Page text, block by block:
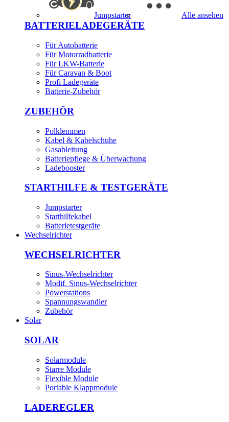
Jumpstarter Alle ansehen
BATTERIELADEGERÄTE
Für Autobatterie
Für Motorradbatterie
Für LKW-Batterie
Für Caravan & Boot
Profi Ladegeräte
Batterie-Zubehör
ZUBEHÖR
Polklemmen
Kabel & Kabelschuhe
Gasableitung
Batteriepflege & Überwachung
Ladebooster
STARTHILFE & TESTGERÄTE
Jumpstarter
Starthilfekabel
Batterietestgeräte
Wechselrichter
WECHSELRICHTER
Sinus-Wechselrichter
Modif. Sinus-Wechselrichter
Powerstations
Spannungswandler
Zubehör
Solar
SOLAR
Solarmodule
Starre Module
Flexible Module
Portable Klappmodule
LADEREGLER